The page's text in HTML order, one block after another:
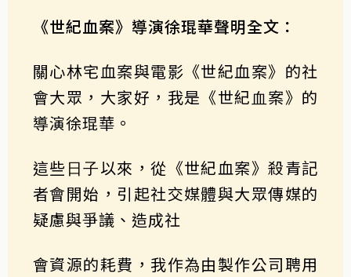
《世紀血案》導演徐琨華聲明全文：
關⼼林宅血案與電影《世紀血案》的社
會⼤眾，大家好，我是《世紀⾎案》的
導演徐琨華。
這些⽇⼦以來，從《世紀血案》殺青記
者會開始，引起社交媒體與大眾傳媒的
疑慮與爭議、造成社
會資源的耗費，我作為由製作公司聘⽤